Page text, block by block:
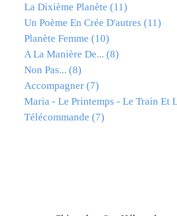
La Dixième Planète (11)
Un Poème En Crée D'autres (11)
Planète Femme (10)
A La Manière De... (8)
Non Pas... (8)
Accompagner (7)
Maria - Le Printemps - Le Train Et
Télécommande (7)